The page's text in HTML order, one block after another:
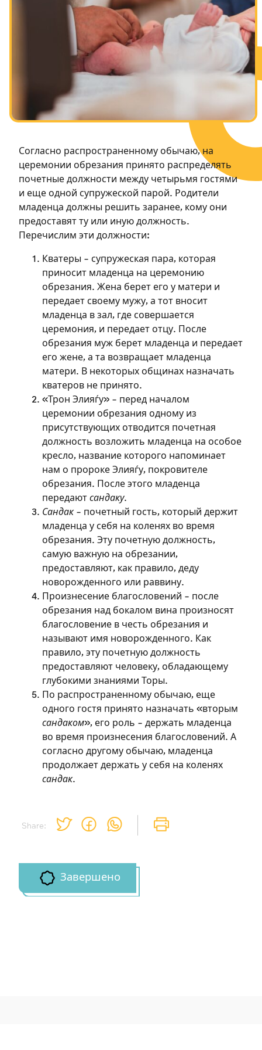
Посты в память о разрушенном Храме
Share:
Согласно распространенному обычаю, на
церемонии обрезания принято распределять
почетные должности между четырьмя гостями
и еще одной супружеской парой. Родители
младенца должны решить заранее, кому они
предоставят ту или иную должность.
Перечислим эти должности:
Кватеры – супружеская пара, которая
приносит младенца на церемонию
обрезания. Жена берет его у матери и
передает своему мужу, а тот вносит
младенца в зал, где совершается
церемония, и передает отцу. После
обрезания муж берет младенца и передает
его жене, а та возвращает младенца
матери. В некоторых общинах назначать
кватеров не принято.
«Трон Элияѓу» – перед началом
церемонии обрезания одному из
присутствующих отводится почетная
должность возложить младенца на особое
кресло, название которого напоминает
нам о пророке Элияѓу, покровителе
обрезания. После этого младенца
передают сандаку.
Сандак– почетный гость, который держит
младенца у себя на коленях во время
обрезания. Эту почетную должность,
самую важную на обрезании,
предоставляют, как правило, деду
новорожденного или раввину.
Произнесение благословений – после
обрезания над бокалом вина произносят
благословение в честь обрезания и
называют имя новорожденного. Как
правило, эту почетную должность
предоставляют человеку, обладающему
глубокими знаниями Торы.
По распространенному обычаю, еще
одного гостя принято назначать «вторым
сандаком», его роль – держать младенца
во время произнесения благословений. А
согласно другому обычаю, младенца
продолжает держать у себя на коленях
сандак.
Завершено
Зарегистрироваться
на сайте
Подписаться Войти